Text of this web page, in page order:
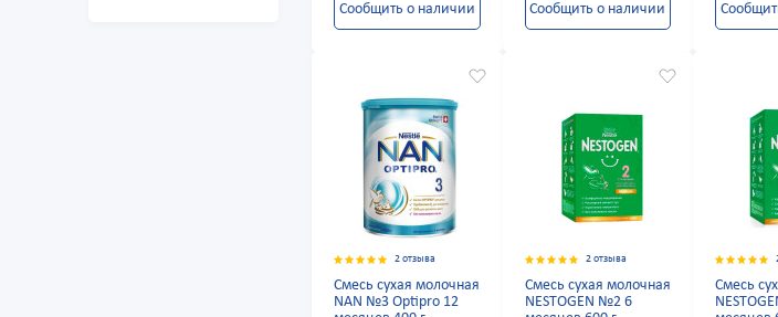
Сообщить о наличии Сообщить о наличии
2 отзыва
Смесь сухая молочная
NAN №3 Optipro 12
2 отзыва
Смесь сухая молочная
NESTOGEN №2 6
Смесь